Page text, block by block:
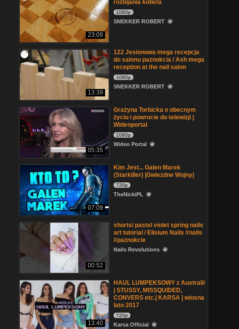
23:09
rozbijania kotleta
1080p
SNEKKER ROBERT
13:39
122 Jesionowa mega recepcja
do salonu paznokcia / Ash mega
reception at the nail salon
1080p
SNEKKER ROBERT
05:35
Grażyna Torbicka o obecnym
życiu i powrocie do telewizji |
Wideoportal
1080p
Wideo Portal
07:09
Kim Jest... Galen Marek
(Starkiller) |Gwiezdne Wojny|
720p
TheNickiPL
00:52
shorts/ pastel violet spring nails
art tutorial / Elisium Nails #nails
#paznokcie
Nails Revolutions
13:40
HAUL LUMPEKSOWY z Australii
| STUSSY, MISSQUIDED,
CONVERS etc.| KARSA | wiosna
lato 2017
720p
Karsa Official